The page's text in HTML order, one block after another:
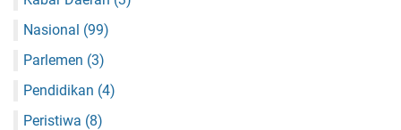
Nasional (99)
Parlemen (3)
Pendidikan (4)
Peristiwa (8)